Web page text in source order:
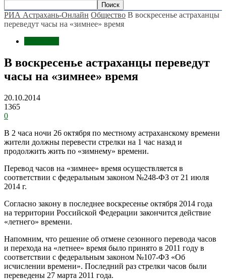
РИА Астрахань-Онлайн Общество В воскресенье астраханцы
переведут часы на «зимнее» время
В воскресенье астраханцы переведут
часы на «зимнее» время
20.10.2014
1365
0
В 2 часа ночи 26 октября по местному астраханскому времени
жители должны перевести стрелки на 1 час назад и
продолжить жить по «зимнему» времени.
Перевод часов на «зимнее» время осуществляется в
соответствии с федеральным законом №248-ФЗ от 21 июля
2014 г.
Согласно закону в последнее воскресенье октября 2014 года
на территории Российской Федерации закончится действие
«летнего» времени.
Напомним, что решение об отмене сезонного перевода часов
и перехода на «летнее» время было принято в 2011 году в
соответствии с федеральным законом №107-ФЗ «Об
исчислении времени». Последний раз стрелки часов были
переведены 27 марта 2011 года.